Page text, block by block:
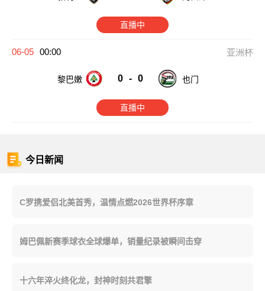
直播中
06-05 00:00 亚洲杯
黎巴嫩 0 - 0 也门
直播中
今日新闻
C罗携爱侣北美首秀，温情点燃2026世界杯序章
姆巴佩新赛季球衣全球爆单，销量纪录被瞬间击穿
十六年淬火终化龙，封神时刻共君擎